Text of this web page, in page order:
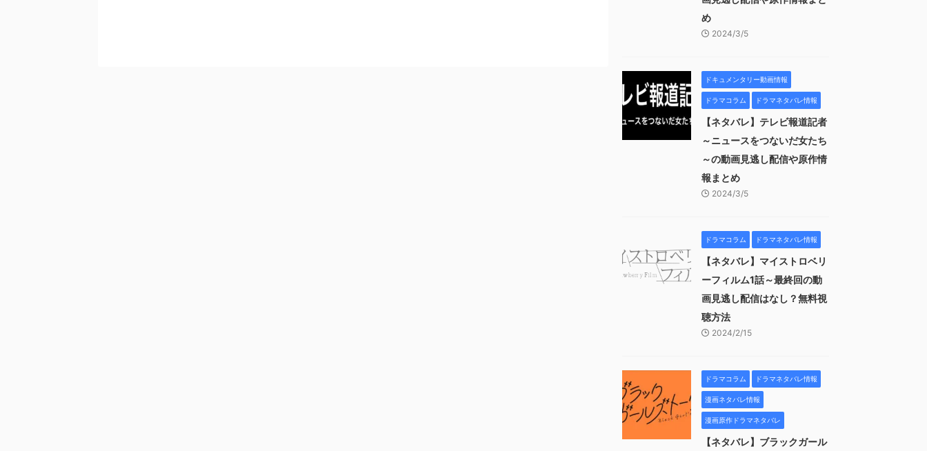
め
2024/3/5
ドキュメンタリー動画情報
ドラマコラム ドラマネタバレ情報
【ネタバレ】テレビ報道記者
～ニュースをつないだ女たち
～の動画見逃し配信や原作情
報まとめ
2024/3/5
ドラマコラム ドラマネタバレ情報
【ネタバレ】マイストロベリ
ーフィルム1話～最終回の動
画見逃し配信はなし？無料視
聴方法
2024/2/15
ドラマコラム ドラマネタバレ情報
漫画ネタバレ情報
漫画原作ドラマネタバレ
【ネタバレ】ブラックガール